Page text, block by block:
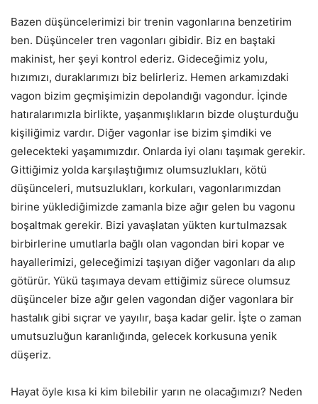
Bazen düşüncelerimizi bir trenin vagonlarına benzetirim
ben. Düşünceler tren vagonları gibidir. Biz en baştaki
makinist, her şeyi kontrol ederiz. Gideceğimiz yolu,
hızımızı, duraklarımızı biz belirleriz. Hemen arkamızdaki
vagon bizim geçmişimizin depolandığı vagondur. İçinde
hatıralarımızla birlikte, yaşanmışlıkların bizde oluşturduğu
kişiliğimiz vardır. Diğer vagonlar ise bizim şimdiki ve
gelecekteki yaşamımızdır. Onlarda iyi olanı taşımak gerekir.
Gittiğimiz yolda karşılaştığımız olumsuzlukları, kötü
düşünceleri, mutsuzlukları, korkuları, vagonlarımızdan
birine yüklediğimizde zamanla bize ağır gelen bu vagonu
boşaltmak gerekir. Bizi yavaşlatan yükten kurtulmazsak
birbirlerine umutlarla bağlı olan vagondan biri kopar ve
hayallerimizi, geleceğimizi taşıyan diğer vagonları da alıp
götürür. Yükü taşımaya devam ettiğimiz sürece olumsuz
düşünceler bize ağır gelen vagondan diğer vagonlara bir
hastalık gibi sıçrar ve yayılır, başa kadar gelir. İşte o zaman
umutsuzluğun karanlığında, gelecek korkusuna yenik
düşeriz.
Hayat öyle kısa ki kim bilebilir yarın ne olacağımızı? Neden